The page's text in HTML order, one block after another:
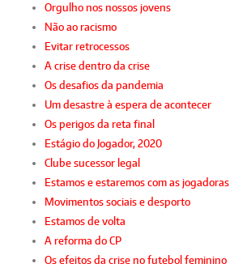
Orgulho nos nossos jovens
Não ao racismo
Evitar retrocessos
A crise dentro da crise
Os desafios da pandemia
Um desastre à espera de acontecer
Os perigos da reta final
Estágio do Jogador, 2020
Clube sucessor legal
Estamos e estaremos com as jogadoras
Movimentos sociais e desporto
Estamos de volta
A reforma do CP
Os efeitos da crise no futebol feminino